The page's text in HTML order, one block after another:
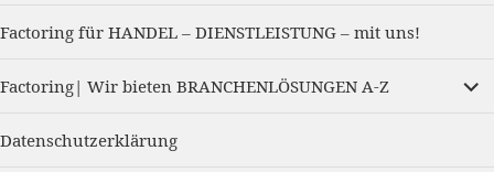
Factoring für HANDEL – DIENSTLEISTUNG – mit uns!
Factoring| Wir bieten BRANCHENLÖSUNGEN A-Z
child
Datenschutzerklärung